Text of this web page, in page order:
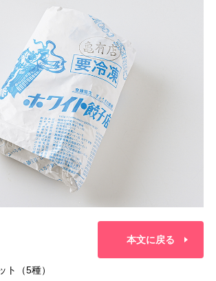
本文に戻る
ト（5種）